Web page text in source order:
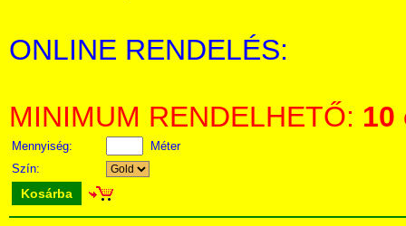
ONLINE RENDELÉS:
MINIMUM RENDELHETŐ: 10
Mennyiség:
Méter
Szín:
Kosárba